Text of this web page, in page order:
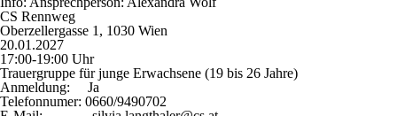
CS Rennweg
Oberzellergasse 1, 1030 Wien
20.01.2027
17:00-19:00 Uhr
Trauergruppe für junge Erwachsene (19 bis 26 Jahre)
Anmeldung: Ja
Telefonnumer: 0660/9490702